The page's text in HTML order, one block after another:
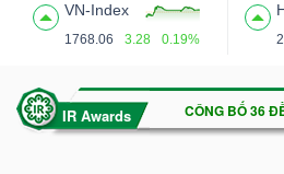
VN-Index
1768.06 3.28 0.19%
Tính
(-)
VIETSTOCK